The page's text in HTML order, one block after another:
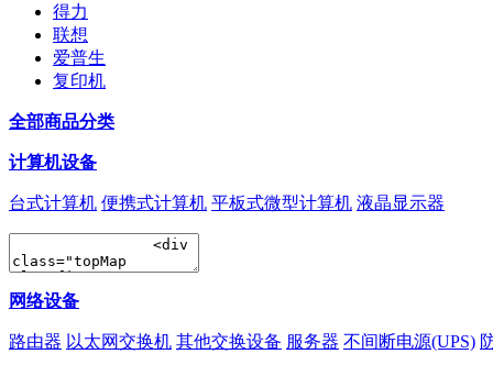
得力
联想
爱普生
复印机
全部商品分类
计算机设备
台式计算机 便携式计算机 平板式微型计算机 液晶显示器
网络设备
路由器 以太网交换机 其他交换设备 服务器 不间断电源(UPS)